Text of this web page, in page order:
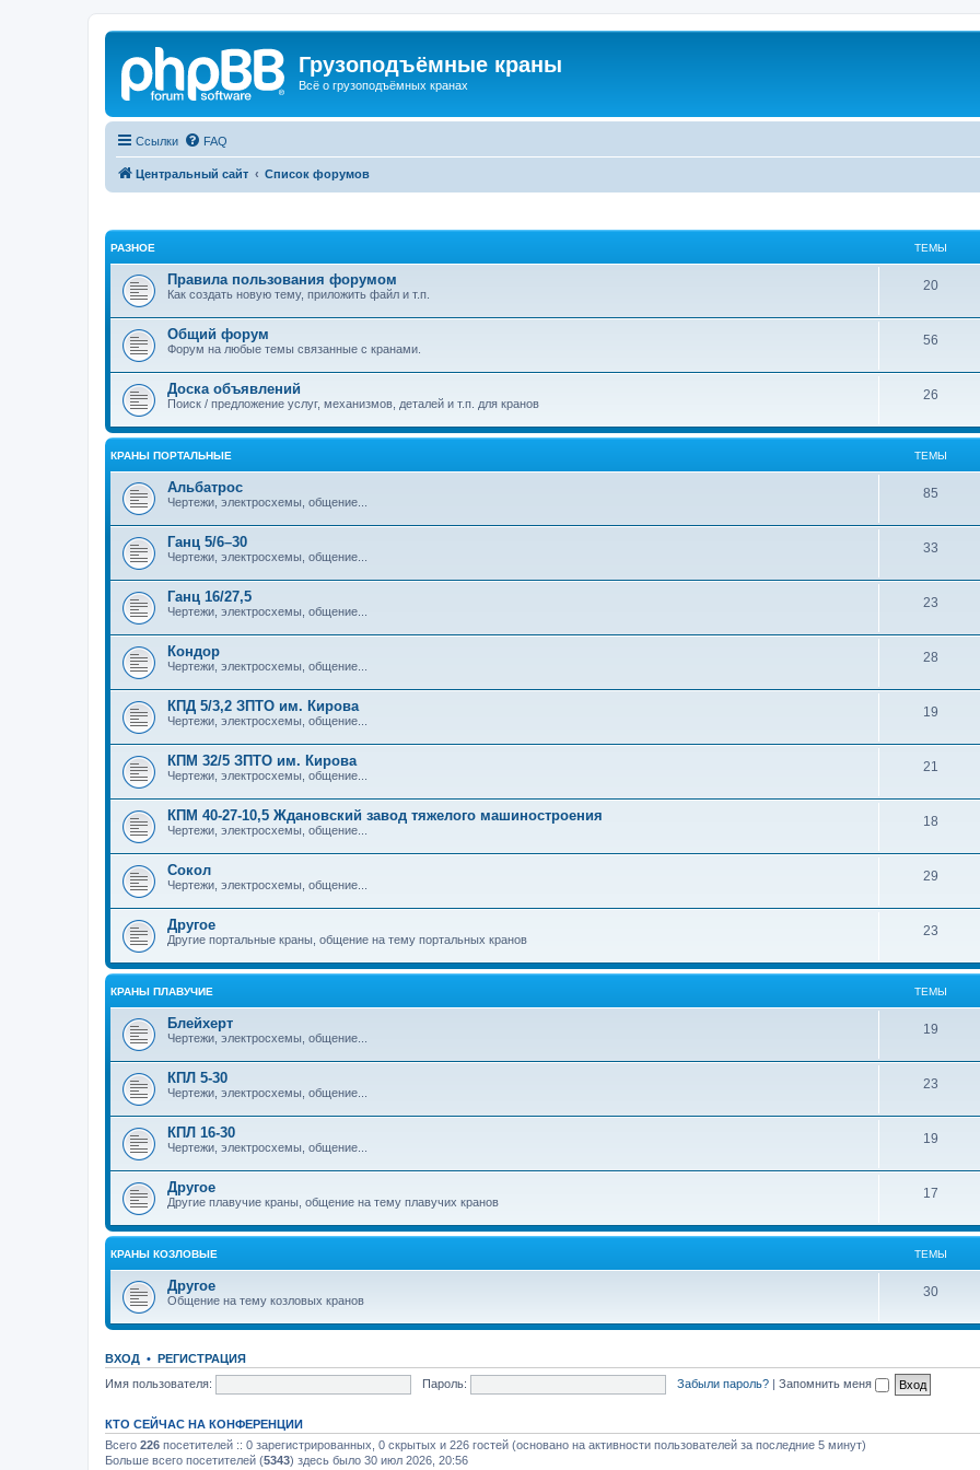
Грузоподъёмные краны
Всё о грузоподъёмных кранах
Ссылки FAQ
Центральный сайт Список форумов
РАЗНОЕ ТЕМЫ
Правила пользования форумом
Как создать новую тему, приложить файл и т.п.
20
Общий форум
Форум на любые темы связанные с кранами.
56
Доска объявлений
Поиск / предложение услуг, механизмов, деталей и т.п. для кранов
26
КРАНЫ ПОРТАЛЬНЫЕ ТЕМЫ
Альбатрос
Чертежи, электросхемы, общение...
85
Ганц 5/6–30
Чертежи, электросхемы, общение...
33
Ганц 16/27,5
Чертежи, электросхемы, общение...
23
Кондор
Чертежи, электросхемы, общение...
28
КПД 5/3,2 ЗПТО им. Кирова
Чертежи, электросхемы, общение...
19
КПМ 32/5 ЗПТО им. Кирова
Чертежи, электросхемы, общение...
21
КПМ 40-27-10,5 Ждановский завод тяжелого машиностроения
Чертежи, электросхемы, общение...
18
Сокол
Чертежи, электросхемы, общение...
29
Другое
Другие портальные краны, общение на тему портальных кранов
23
КРАНЫ ПЛАВУЧИЕ ТЕМЫ
Блейхерт
Чертежи, электросхемы, общение...
19
КПЛ 5-30
Чертежи, электросхемы, общение...
23
КПЛ 16-30
Чертежи, электросхемы, общение...
19
Другое
Другие плавучие краны, общение на тему плавучих кранов
17
КРАНЫ КОЗЛОВЫЕ ТЕМЫ
Другое
Общение на тему козловых кранов
30
ВХОД • РЕГИСТРАЦИЯ
Имя пользователя:
Пароль: Забыли пароль? | Запомнить меня
КТО СЕЙЧАС НА КОНФЕРЕНЦИИ
Всего 226 посетителей :: 0 зарегистрированных, 0 скрытых и 226 гостей (основано на активности пользователей за последние 5 минут)
Больше всего посетителей (5343) здесь было 30 июл 2026, 20:56